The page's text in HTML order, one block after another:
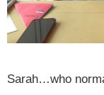
Sarah…who